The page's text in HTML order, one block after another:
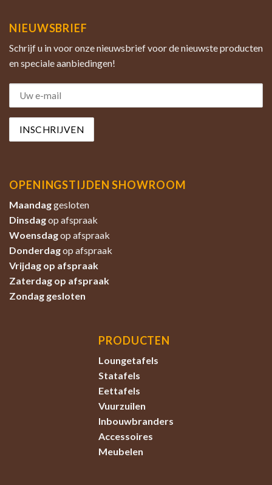
NIEUWSBRIEF
Schrijf u in voor onze nieuwsbrief voor de nieuwste producten
en speciale aanbiedingen!
OPENINGSTIJDEN SHOWROOM
Maandaggesloten
Dinsdagop afspraak
Woensdagop afspraak
Donderdagop afspraak
Vrijdag op afspraak
Zaterdag op afspraak
Zondag gesloten
PRODUCTEN
Loungetafels
Statafels
Eettafels
Vuurzuilen
Inbouwbranders
Accessoires
Meubelen